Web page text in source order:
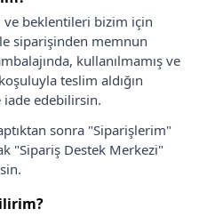
beklentileri bizim için
siparişinden memnun
kullanılmamış ve
teslim aldığın
edebilirsin.
sonra "Siparişlerim"
"Sipariş Destek Merkezi"